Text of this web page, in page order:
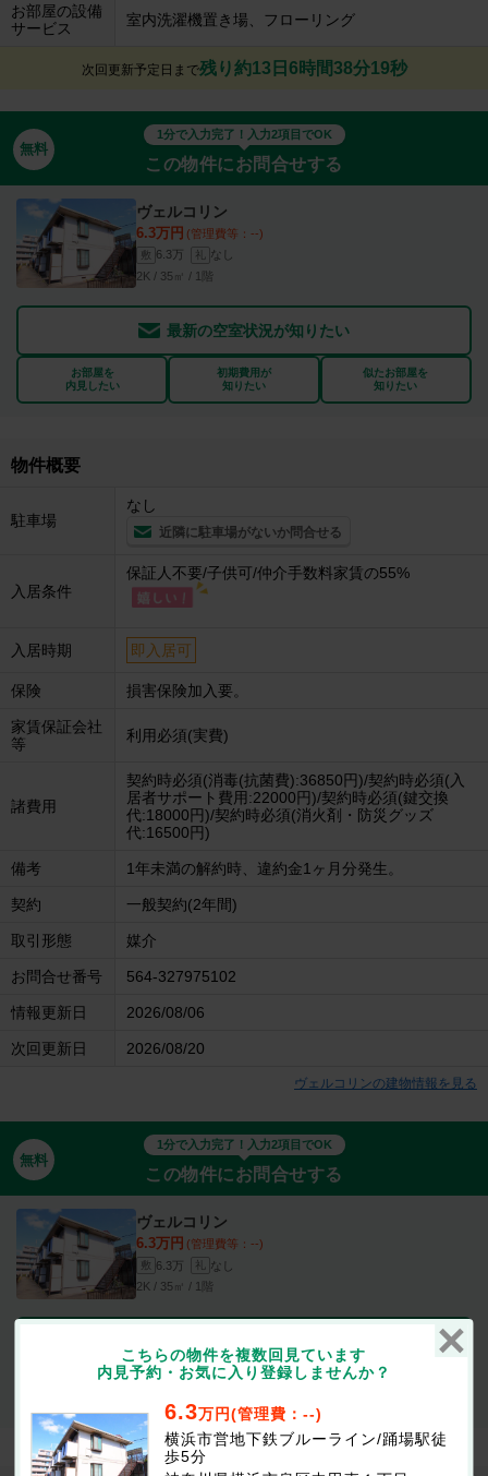
お部屋の設備
サービス
室内洗濯機置き場、フローリング
次回更新予定日まで残り約13日6時間38分18秒
無料
1分で入力完了！入力2項目でOK
この物件にお問合せする
ヴェルコリン
6.3万円 (管理費等：--)
敷 6.3万 礼
なし
2K / 35㎡ / 1階
最新の空室状況が知りたい
お部屋を
内見したい
初期費用が
知りたい
似たお部屋を
知りたい
物件概要
駐車場
なし
近隣に駐車場がないか問合せる
入居条件
保証人不要/子供可/仲介手数料家賃の55%
入居時期 即入居可
保険 損害保険加入要。
家賃保証会社
等
利用必須(実費)
諸費用
契約時必須(消毒(抗菌費):36850円)/契約時必須(入
居者サポート費用:22000円)/契約時必須(鍵交換
代:18000円)/契約時必須(消火剤・防災グッズ
代:16500円)
備考 1年未満の解約時、違約金1ヶ月分発生。
契約 一般契約(2年間)
取引形態 媒介
お問合せ番号 564-327975102
情報更新日 2026/08/06
次回更新日 2026/08/20
ヴェルコリンの建物情報を見る
無料
1分で入力完了！入力2項目でOK
この物件にお問合せする
ヴェルコリン
6.3万円 (管理費等：--)
敷 6.3万 礼 なし
2K / 35㎡ / 1階
お部屋を
初期費用が
似たお部屋を
こちらの物件を複数回見ています
内見予約・お気に入り登録しませんか？
6.3万円(管理費：--)
横浜市営地下鉄ブルーライン/踊場駅徒
歩5分